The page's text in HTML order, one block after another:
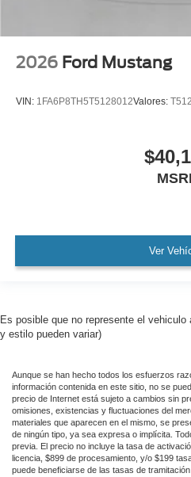
2026 Ford Mustang
VIN: 1FA6P8TH5T5128012Valores:
Ver
Es posible que no represente el
y estilo pueden variar)
Aunque se han hecho todos los esfuerzos
información contenida en este sitio, no se
precio de Internet está sujeto a cambios sin
omisiones, existencias y fluctuaciones del
materiales que aparecen en el mismo, se
de ningún tipo, ya sea expresa o implícita.
previa. El precio no incluye la tasa de
licencia, $899 de procesamiento, y/o $199
puede beneficiarse de las tasas de